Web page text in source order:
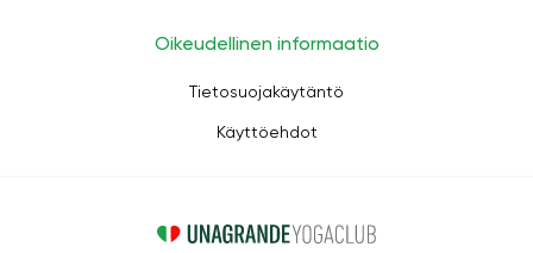
Oikeudellinen informaatio
Tietosuojakäytäntö
Käyttöehdot